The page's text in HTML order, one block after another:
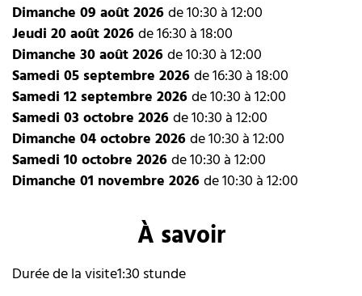
Dimanche 09 août 2026de 10:30 à 12:00
Jeudi 20 août 2026de 16:30 à 18:00
Dimanche 30 août 2026de 10:30 à 12:00
Samedi 05 septembre 2026de 16:30 à 18:00
Samedi 12 septembre 2026de 10:30 à 12:00
Samedi 03 octobre 2026de 10:30 à 12:00
Dimanche 04 octobre 2026de 10:30 à 12:00
Samedi 10 octobre 2026de 10:30 à 12:00
Dimanche 01 novembre 2026de 10:30 à 12:00
À savoir
Durée de la visite1:30 stunde